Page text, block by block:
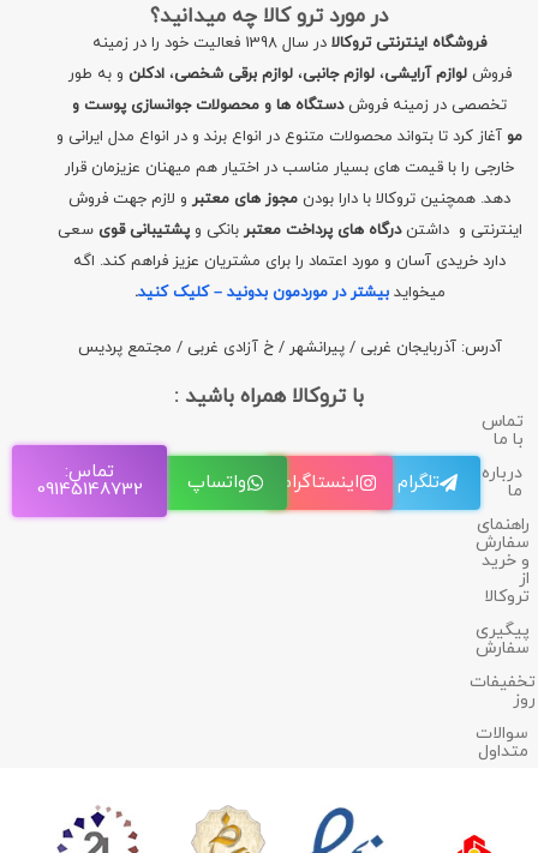
در مورد ترو کالا چه میدانید؟
فروشگاه اینترنتی تروکالا
در سال 1398 فعالیت خود را در زمینه
فروشلوازم آرایشی،لوازم جانبی،لوازم برقی شخصی،ادکلن و به طور
تخصصی در زمینه فروشدستگاه ها و محصولات جوانسازی پوست و
مو آغاز کرد تا بتواند محصولات متنوع در انواع برند و در انواع مدل ایرانی و
خارجی را با قیمت های بسیار مناسب در اختیار هم میهنان عزیزمان قرار
دهد. همچنین تروکالا با دارا بودن مجوز های معتبرو لازم جهت فروش
اینترنتی و داشتندرگاه های پرداخت معتبر بانکی وپشتیبانی قوی سعی
دارد خریدی آسان و مورد اعتماد را برای مشتریان عزیز فراهم کند. اگه
میخوایدبیشتر در موردمون بدونید – کلیک کنید.
آدرس: آذربایجان غربی / پیرانشهر / خ آزادی غربی / مجتمع پردیس
با تروکالا همراه باشید :
تماس
با ما
درباره
ما
راهنمای
سفارش
و خرید
از
تروکالا
پیگیری
سفارش
تخفیفات
روز
سوالات
متداول
تلگرام اینستاگرام واتساپ تماس:
09145148732